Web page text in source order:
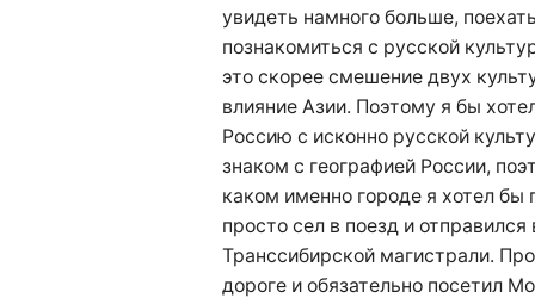
увидеть намного больше,
познакомиться с русской
это скорее смешение двух
влияние Азии. Поэтому я бы
Россию с исконно русской
знаком с географией России,
каком именно городе я хотел
просто сел в поезд и
Транссибирской магистрали.
дороге и обязательно посетил